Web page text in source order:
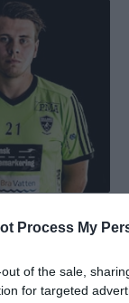
Process My
of the sale,
for targeted